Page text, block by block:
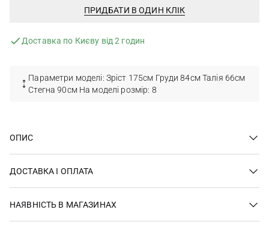
ПРИДБАТИ В ОДИН КЛІК
Доставка по Києву від 2 годин
Параметри моделі: Зріст 175см Груди 84см Талія 66см
Стегна 90см На моделі розмір: 8
ОПИС
ДОСТАВКА І ОПЛАТА
НАЯВНІСТЬ В МАГАЗИНАХ